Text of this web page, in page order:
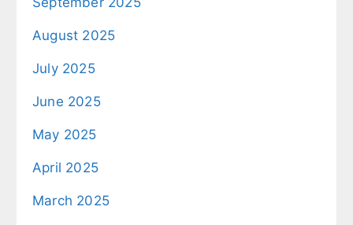
August 2025
July 2025
June 2025
May 2025
April 2025
March 2025